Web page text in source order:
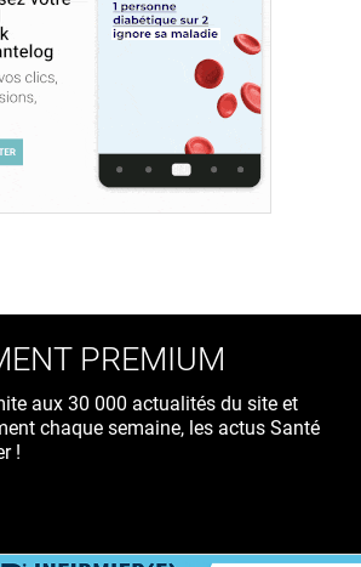
PREMIUM
aux 30 000 actualités du site et
chaque semaine, les actus Santé
!